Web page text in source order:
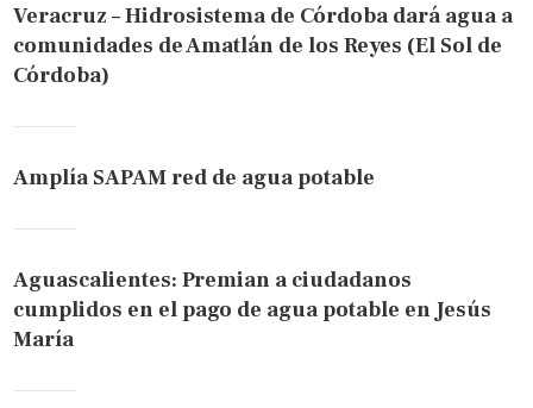
Veracruz – Hidrosistema de Córdoba dará agua a
comunidades de Amatlán de los Reyes (El Sol de
Córdoba)
Amplía SAPAM red de agua potable
Aguascalientes: Premian a ciudadanos
cumplidos en el pago de agua potable en Jesús
María